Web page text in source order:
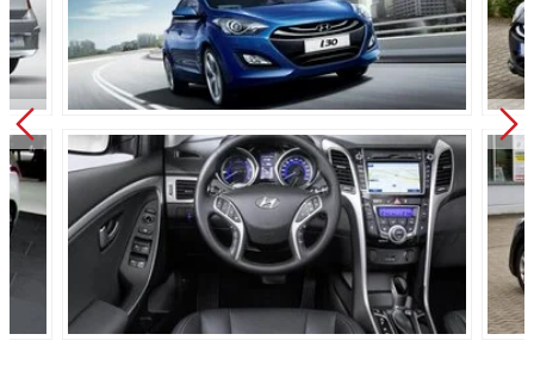
Колёсная база: 2670 мм 2650 мм
Клиренс: 150 мм 150 мм
Объём багажника: 378 л 378 л
Трансмиссия: Механическая
Привод: Передний Передний
подвеска:
Независимая -
McPherson
Независимая
McPherson